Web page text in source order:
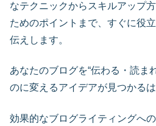
なテクニックからスキルアップ
ためのポイントまで、すぐに役
伝えします。
あなたのブログを“伝わる・読ま
のに変えるアイデアが見つかるは
効果的なブログライティングへ